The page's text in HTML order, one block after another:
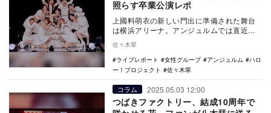
照らす卒業公演レポ
上國料萌衣の新しい門出に準備された舞台
は横浜アリーナ。アンジュルムでは直近で
でも立った舞台…
佐々木翠
ライブレポート
女性グループ アンジュルム
ハロ
ー！プロジェクト
佐々木翠
コラム 2025.05.03 12:00
つばきファクトリー、結成10周年で